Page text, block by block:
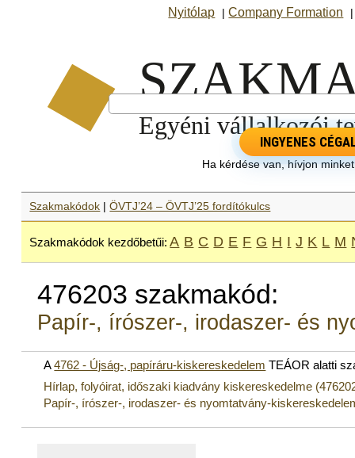
Nyitólap |Company Formation
INGYENES
Ha kérdése van, hívjon
Szakmakódok |ÖVTJ’24 – ÖVTJ’25 fordítókulcs
Szakmakódok kezdőbetűi: A B C D E F G H I J K L M
476203 szakmakód:
Papír-, írószer-, irodaszer- és
A4762 - Újság-, papíráru-kiskereskedelem TEÁOR alatti
Hírlap, folyóirat, időszaki kiadvány kiskereskedelme
Papír-, írószer-, irodaszer- és nyomtatvány-